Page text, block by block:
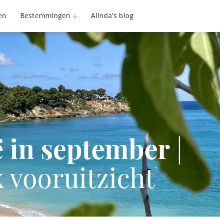
Bestemmingen Alinda's blog
in september
vooruitzicht